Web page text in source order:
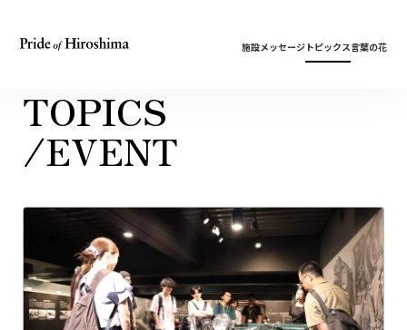
施設メッセージトピックス言葉の花
TOPICS
/EVENT